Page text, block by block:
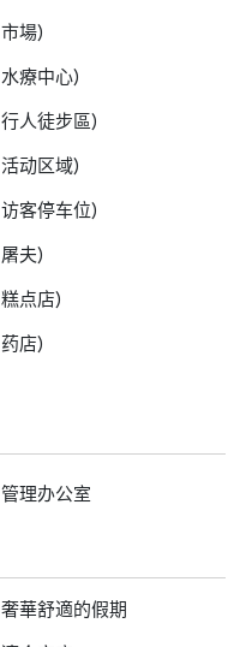
市場)
水療中心)
行人徒步區)
活动区域)
访客停车位)
屠夫)
糕点店)
药店)
管理办公室
奢華舒適的假期